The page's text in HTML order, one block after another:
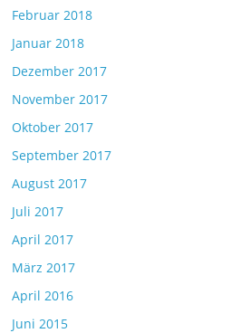
Februar 2018
Januar 2018
Dezember 2017
November 2017
Oktober 2017
September 2017
August 2017
Juli 2017
April 2017
März 2017
April 2016
Juni 2015